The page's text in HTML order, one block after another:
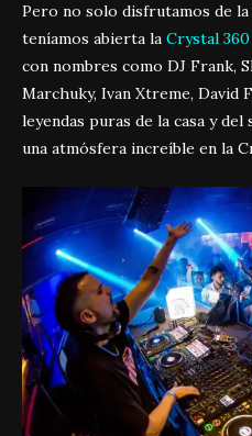
Pero no solo disfrutamos de la
teníamos abierta la Crystal
con nombres como DJ Frank,
Marchuky, Ivan Xtreme, David
leyendas puras de la casa y
una atmósfera increíble en la